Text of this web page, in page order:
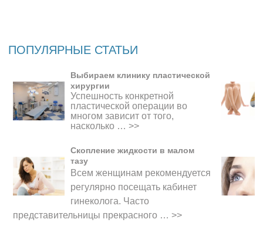
ПОПУЛЯРНЫЕ СТАТЬИ
Выбираем клинику пластической
хирургии
Успешность конкретной
пластической операции во
многом зависит от того,
насколько … >>
Скопление жидкости в малом
тазу
Всем женщинам рекомендуется
регулярно посещать кабинет
гинеколога. Часто
представительницы прекрасного … >>